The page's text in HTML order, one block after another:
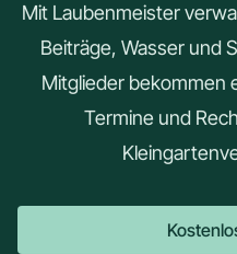
Mit Laubenmeister
Beiträge, Wasser und
Mitglieder bekommen
Termine und